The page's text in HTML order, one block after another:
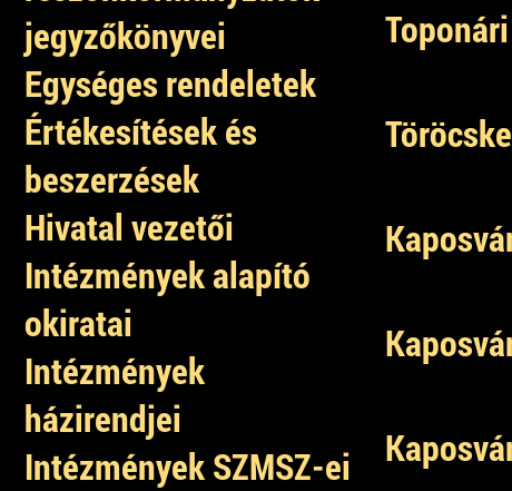
jegyzőkönyvei
Egységes rendeletek
Értékesítések és
beszerzések
Hivatal vezetői
Intézmények alapító
okiratai
Intézmények
házirendjei
Intézmények SZMSZ-ei